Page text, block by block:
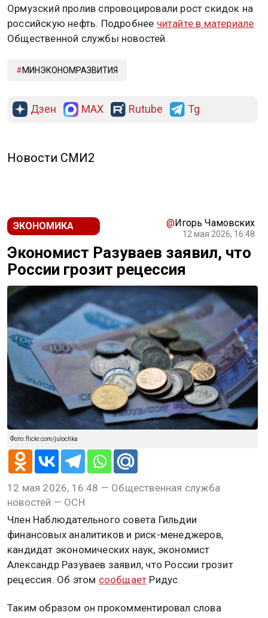
Ормузский пролив спровоцировали рост скидок на
российскую нефть. Подробнее читайте в материале
Общественной службы новостей.
МИНЭКОНОМРАЗВИТИЯ
Дзен MAX Rutube Tg
Новости СМИ2
ЭКОНОМИКА @Игорь Чамовских
12 мая 2026, 16:48
Экономист Разуваев заявил, что
России грозит рецессия
Фото: flickr.com/julochka
12 мая 2026, 16:48 — Общественная служба
новостей — ОСН
Член Наблюдательного совета Гильдии
финансовых аналитиков и риск-менеджеров,
кандидат экономических наук, экономист
Александр Разуваев заявил, что России грозит
рецессия. Об этом сообщает Ридус.
Таким образом он прокомментировал слова